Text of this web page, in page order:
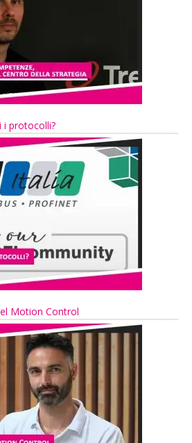
i protocolli?
Motion Control